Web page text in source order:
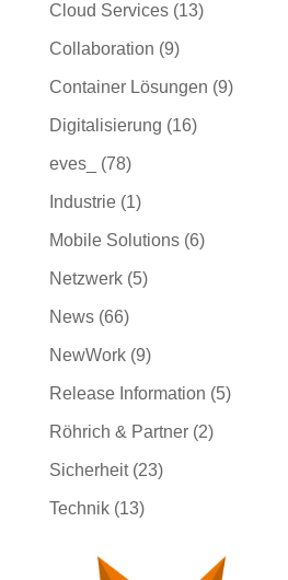
Cloud Services(13)
Collaboration (9)
Container Lösungen (9)
Digitalisierung (16)
eves_ (78)
Industrie(1)
Mobile Solutions(6)
Netzwerk(5)
News(66)
NewWork(9)
Release Information (5)
Röhrich & Partner(2)
Sicherheit(23)
Technik(13)